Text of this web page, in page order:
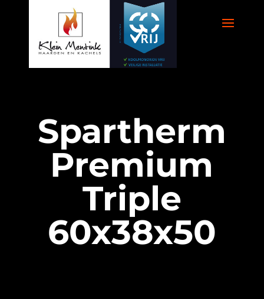
Spartherm
Premium
Triple
60x38x50